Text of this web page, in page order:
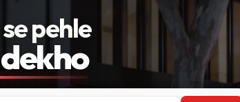
se pehle
dekho